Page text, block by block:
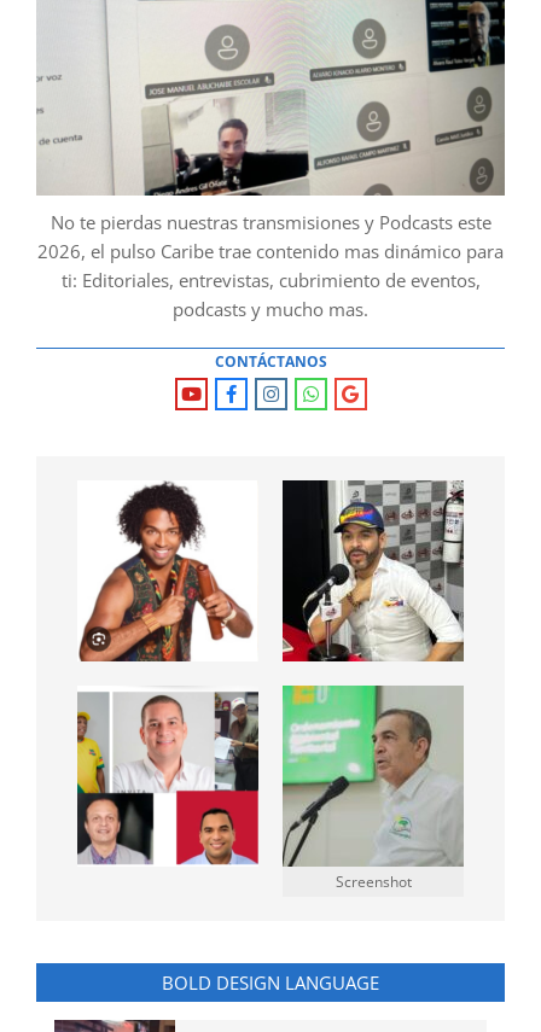
No te pierdas nuestras transmisiones y Podcasts este
2026, el pulso Caribe trae contenido mas dinámico para
ti: Editoriales, entrevistas, cubrimiento de eventos,
podcasts y mucho mas.
CONTÁCTANOS
Screenshot
BOLD DESIGN LANGUAGE